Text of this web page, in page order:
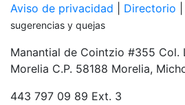
Aviso de privacidad Directorio
sugerencias y quejas
Manantial de Cointzio #355 Col.
Morelia C.P. 58188 Morelia,
443 797 09 89 Ext. 3